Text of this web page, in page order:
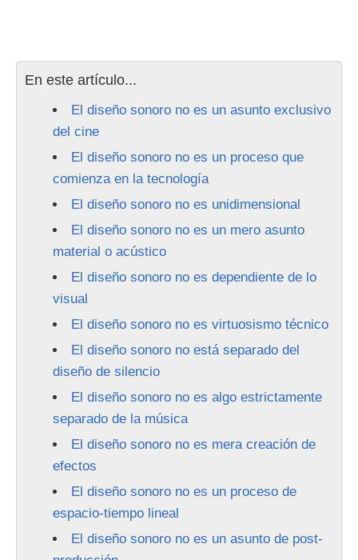
En este artículo...
El diseño sonoro no es un asunto exclusivo
del cine
El diseño sonoro no es un proceso que
comienza en la tecnología
El diseño sonoro no es unidimensional
El diseño sonoro no es un mero asunto
material o acústico
El diseño sonoro no es dependiente de lo
visual
El diseño sonoro no es virtuosismo técnico
El diseño sonoro no está separado del
diseño de silencio
El diseño sonoro no es algo estrictamente
separado de la música
El diseño sonoro no es mera creación de
efectos
El diseño sonoro no es un proceso de
espacio-tiempo lineal
El diseño sonoro no es un asunto de post-